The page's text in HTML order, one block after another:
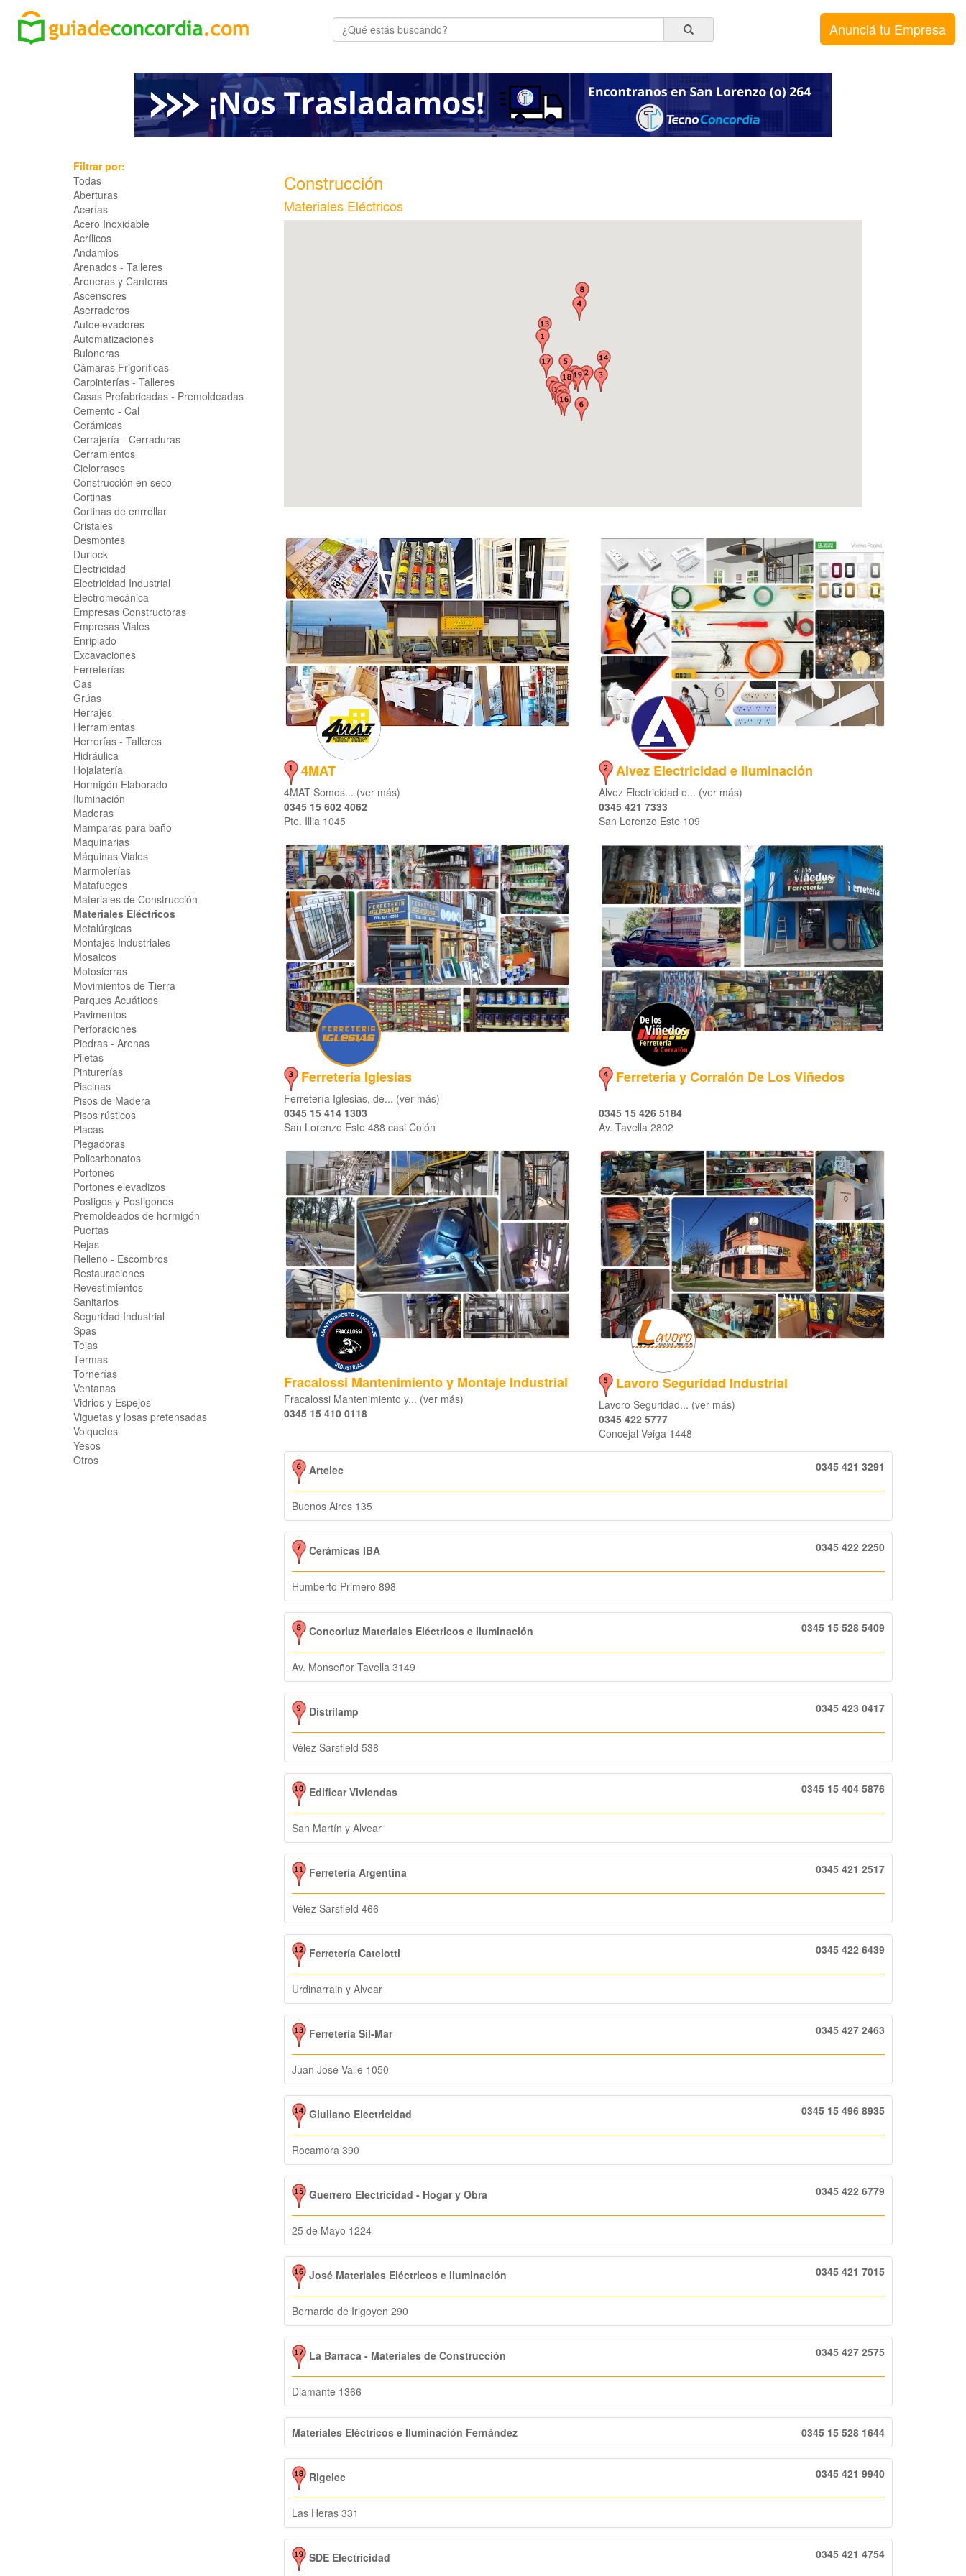
Anunciá tu Empresa
Filtrar por:
Todas
Aberturas
Acerías
Acero Inoxidable
Acrílicos
Andamios
Arenados - Talleres
Areneras y Canteras
Ascensores
Aserraderos
Autoelevadores
Automatizaciones
Buloneras
Cámaras Frigoríficas
Carpinterías - Talleres
Casas Prefabricadas - Premoldeadas
Cemento - Cal
Cerámicas
Cerrajería - Cerraduras
Cerramientos
Cielorrasos
Construcción en seco
Cortinas
Cortinas de enrrollar
Cristales
Desmontes
Durlock
Electricidad
Electricidad Industrial
Electromecánica
Empresas Constructoras
Empresas Viales
Enripiado
Excavaciones
Ferreterías
Gas
Grúas
Herrajes
Herramientas
Herrerías - Talleres
Hidráulica
Hojalatería
Hormigón Elaborado
Iluminación
Maderas
Mamparas para baño
Maquinarias
Máquinas Viales
Marmolerías
Matafuegos
Materiales de Construcción
Materiales Eléctricos
Metalúrgicas
Montajes Industriales
Mosaicos
Motosierras
Movimientos de Tierra
Parques Acuáticos
Pavimentos
Perforaciones
Piedras - Arenas
Piletas
Pinturerías
Piscinas
Pisos de Madera
Pisos rústicos
Placas
Plegadoras
Policarbonatos
Portones
Portones elevadizos
Postigos y Postigones
Premoldeados de hormigón
Puertas
Rejas
Relleno - Escombros
Restauraciones
Revestimientos
Sanitarios
Seguridad Industrial
Spas
Tejas
Termas
Tornerías
Ventanas
Vidrios y Espejos
Viguetas y losas pretensadas
Volquetes
Yesos
Otros
Construcción
Materiales Eléctricos
4MAT
4MAT Somos... (ver más)
0345 15 602 4062
Pte. Illia 1045
Alvez Electricidad e Iluminación
Alvez Electricidad e... (ver más)
0345 421 7333
San Lorenzo Este 109
Ferretería Iglesias
Ferretería Iglesias, de... (ver más)
0345 15 414 1303
San Lorenzo Este 488 casi Colón
Ferretería y Corralón De Los Viñedos
0345 15 426 5184
Av. Tavella 2802
Fracalossi Mantenimiento y Montaje Industrial
Fracalossi Mantenimiento y... (ver más)
0345 15 410 0118
Lavoro Seguridad Industrial
Lavoro Seguridad... (ver más)
0345 422 5777
Concejal Veiga 1448
Artelec 0345 421 3291
Buenos Aires 135
Cerámicas IBA 0345 422 2250
Humberto Primero 898
Concorluz Materiales Eléctricos e Iluminación 0345 15 528 5409
Av. Monseñor Tavella 3149
Distrilamp 0345 423 0417
Vélez Sarsfield 538
Edificar Viviendas 0345 15 404 5876
San Martín y Alvear
Ferretería Argentina 0345 421 2517
Vélez Sarsfield 466
Ferretería Catelotti 0345 422 6439
Urdinarrain y Alvear
Ferretería Sil-Mar 0345 427 2463
Juan José Valle 1050
Giuliano Electricidad 0345 15 496 8935
Rocamora 390
Guerrero Electricidad - Hogar y Obra 0345 422 6779
25 de Mayo 1224
José Materiales Eléctricos e Iluminación 0345 421 7015
Bernardo de Irigoyen 290
La Barraca - Materiales de Construcción 0345 427 2575
Diamante 1366
Materiales Eléctricos e Iluminación Fernández 0345 15 528 1644
Rigelec 0345 421 9940
Las Heras 331
SDE Electricidad 0345 421 4754